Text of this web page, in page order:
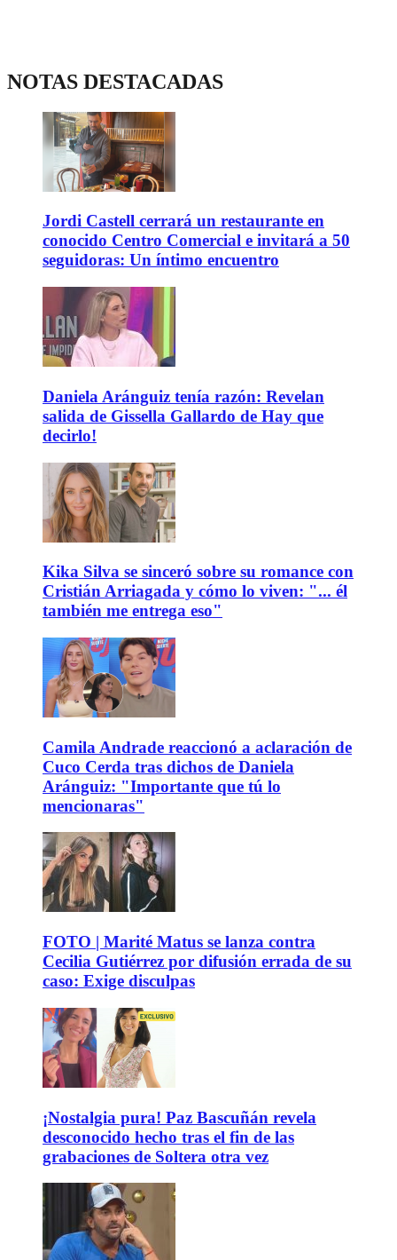
NOTAS DESTACADAS
Jordi Castell cerrará un restaurante en
conocido Centro Comercial e invitará a 50
seguidoras: Un íntimo encuentro
Daniela Aránguiz tenía razón: Revelan
salida de Gissella Gallardo de Hay que
decirlo!
Kika Silva se sinceró sobre su romance con
Cristián Arriagada y cómo lo viven: "... él
también me entrega eso"
Camila Andrade reaccionó a aclaración de
Cuco Cerda tras dichos de Daniela
Aránguiz: "Importante que tú lo
mencionaras"
FOTO | Marité Matus se lanza contra
Cecilia Gutiérrez por difusión errada de su
caso: Exige disculpas
¡Nostalgia pura! Paz Bascuñán revela
desconocido hecho tras el fin de las
grabaciones de Soltera otra vez